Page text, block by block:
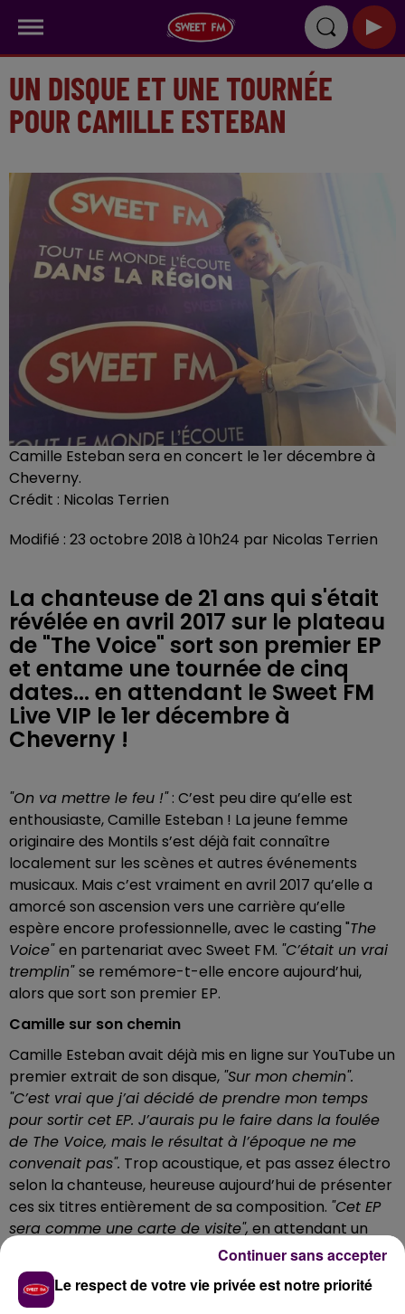
UN DISQUE ET UNE TOURNÉE
POUR CAMILLE ESTEBAN
Camille Esteban sera en concert le 1er décembre à
Cheverny.
Crédit : Nicolas Terrien
Modifié : 23 octobre 2018 à 10h24 par Nicolas Terrien
La chanteuse de 21 ans qui s'était
révélée en avril 2017 sur le plateau
de "The Voice" sort son premier EP
et entame une tournée de cinq
dates... en attendant le Sweet FM
Live VIP le 1er décembre à
Cheverny !
"On va mettre le feu !": C’est peu dire qu’elle est
enthousiaste, Camille Esteban ! La jeune femme
originaire des Montils s’est déjà fait connaître
localement sur les scènes et autres événements
musicaux. Mais c’est vraiment en avril 2017 qu’elle a
amorcé son ascension vers une carrière qu’elle
espère encore professionnelle, avec le casting "The
Voice"en partenariat avec Sweet FM. "C’était un vrai
tremplin"se remémore-t-elle encore aujourd’hui,
alors que sort son premier EP.
Camille sur son chemin
Camille Esteban avait déjà mis en ligne sur YouTube un
premier extrait de son disque, "Sur mon chemin".
"C’est vrai que j’ai décidé de prendre mon temps
pour sortir cet EP. J’aurais pu le faire dans la foulée
de The Voice, mais le résultat à l’époque ne me
convenait pas". Trop acoustique, et pas assez électro
selon la chanteuse, heureuse aujourd’hui de présenter
ces six titres entièrement de sa composition. "Cet EP
sera comme une carte de visite", en attendant un
album ? Ce sera certainement la prochaine étape en
2019...
Camille sur la scène
Le respect de votre vie privée est notre priorité
Continuer sans accepter